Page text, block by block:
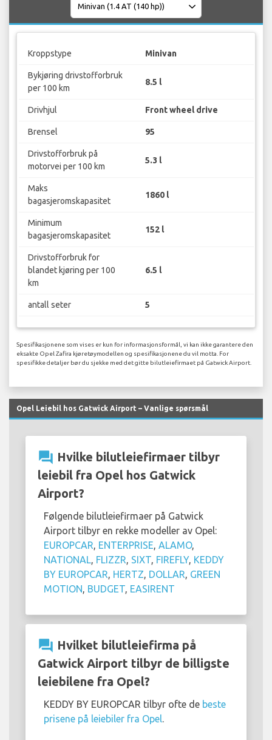
Kroppstype Minivan
Bykjøring drivstofforbruk
per 100 km
8.5 l
Drivhjul Front wheel drive
Brensel 95
Drivstofforbruk på
motorvei per 100 km
5.3 l
Maks
bagasjeromskapasitet
1860 l
Minimum
bagasjeromskapasitet
152 l
Drivstofforbruk for
blandet kjøring per 100
km
6.5 l
antall seter 5
Spesifikasjonene som vises er kun for informasjonsformål, vi kan ikke garantere den
eksakte Opel Zafira kjøretøymodellen og spesifikasjonene du vil motta. For
spesifikke detaljer bør du sjekke med det gitte bilutleiefirmaet på Gatwick Airport.
Opel Leiebil hos Gatwick Airport – Vanlige spørsmål
question_answer Hvilke bilutleiefirmaer tilbyr
leiebil fra Opel hos Gatwick
Airport?
Følgende bilutleiefirmaer på Gatwick
Airport tilbyr en rekke modeller av Opel:
EUROPCAR ENTERPRISE ALAMO,
NATIONAL
FLIZZR SIXT FIREFLY, KEDDY
BY EUROPCAR HERTZ DOLLAR GREEN
MOTION BUDGET EASIRENT
question_answer Hvilket bilutleiefirma på
Gatwick Airport tilbyr de billigste
leiebilene fra Opel?
KEDDY BY EUROPCAR tilbyr ofte de beste
prisene på leiebiler fra Opel